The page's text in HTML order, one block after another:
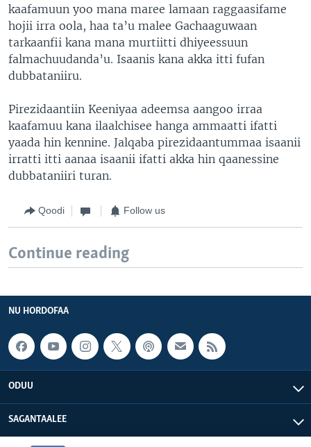
kaafamuun yoo mana maree lamaan raggaasifame
hojii irra oola, haa ta’u malee Gachaaguwaan
tarkaanfii kana mana murtiitti dhiyeessuun
falmachuudanda’u. Isaanis kana akka itti fufan
dubbataniiru.
Pirezidaantiin Keeniyaa adeemsa aangoo irraa
kaafamuu kana ilaalchisee hanga ammaatti ifatti
yaada hin kennine. Jalqaba pirezidaantummaa isaanii
irratti itti aanaa isaanii ifatti akka hin qaanessine
dubbataniiri turan.
Qoodi Follow us
Continue reading
NU HORDOFAA
ODUU
SAGANTAALEE